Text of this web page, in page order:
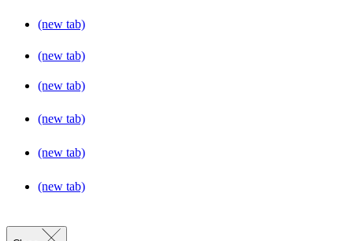
(new tab)
(new tab)
(new tab)
(new tab)
(new tab)
(new tab)